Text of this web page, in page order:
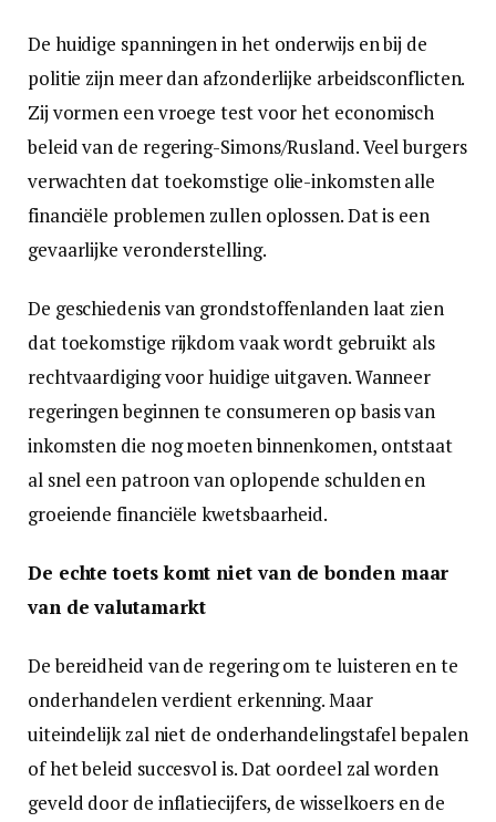
De huidige spanningen in het onderwijs en bij de
politie zijn meer dan afzonderlijke arbeidsconflicten.
Zij vormen een vroege test voor het economisch
beleid van de regering-Simons/Rusland. Veel burgers
verwachten dat toekomstige olie-inkomsten alle
financiële problemen zullen oplossen. Dat is een
gevaarlijke veronderstelling.
De geschiedenis van grondstoffenlanden laat zien
dat toekomstige rijkdom vaak wordt gebruikt als
rechtvaardiging voor huidige uitgaven. Wanneer
regeringen beginnen te consumeren op basis van
inkomsten die nog moeten binnenkomen, ontstaat
al snel een patroon van oplopende schulden en
groeiende financiële kwetsbaarheid.
De echte toets komt niet van de bonden maar
van de valutamarkt
De bereidheid van de regering om te luisteren en te
onderhandelen verdient erkenning. Maar
uiteindelijk zal niet de onderhandelingstafel bepalen
of het beleid succesvol is. Dat oordeel zal worden
geveld door de inflatiecijfers, de wisselkoers en de